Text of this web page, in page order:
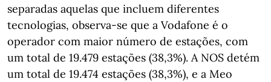
separadas aquelas que incluem diferentes
tecnologias, observa-se que a Vodafone é o
operador com maior número de estações, com
um total de 19.479 estações (38,3%). A NOS detém
um total de 19.474 estações (38,3%), e a Meo